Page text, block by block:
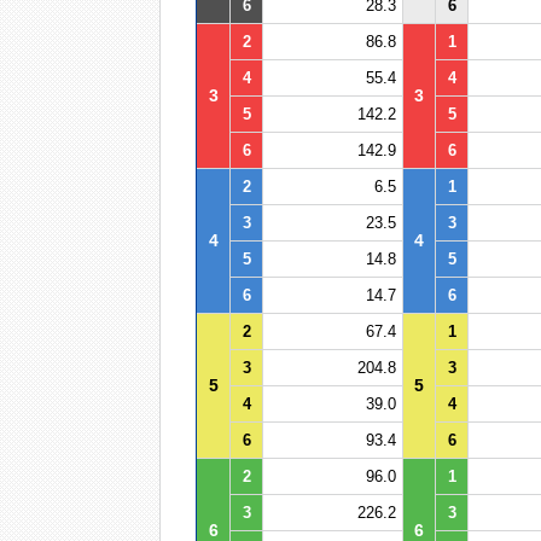
6 28.3 6
3
2 86.8
3
1
4
55.4
4
5
142.2
5
6
142.9 6
4
2 6.5
4
1
3
23.5
3
5
14.8
5
6
14.7 6
5
2 67.4
5
1
3
204.8
3
4
39.0
4
6
93.4 6
6
2 96.0
6
1
3
226.2
3